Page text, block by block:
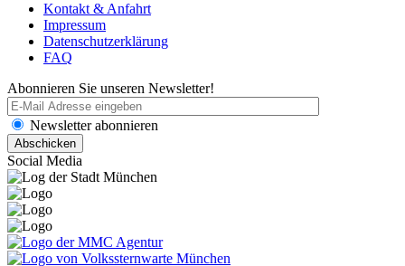
Kontakt & Anfahrt
Impressum
Datenschutzerklärung
FAQ
Abonnieren Sie unseren Newsletter!
Newsletter abonnieren
Social Media